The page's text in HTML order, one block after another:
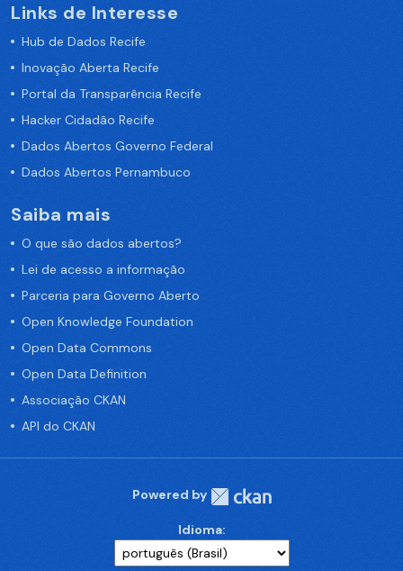
Links de Interesse
Hub de Dados Recife
Inovação Aberta Recife
Portal da Transparência Recife
Hacker Cidadão Recife
Dados Abertos Governo Federal
Dados Abertos Pernambuco
Saiba mais
O que são dados abertos?
Lei de acesso a informação
Parceria para Governo Aberto
Open Knowledge Foundation
Open Data Commons
Open Data Definition
Associação CKAN
API do CKAN
Powered by
Idioma